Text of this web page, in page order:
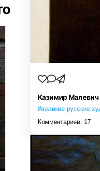
Казимир Малевич
#великие русские
Комментариев: 17